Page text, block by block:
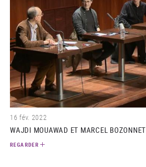
16 fév. 2022
WAJDI MOUAWAD ET MARCEL BOZONNET
REGARDER